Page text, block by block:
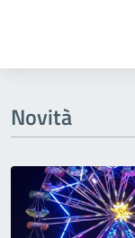
Novità